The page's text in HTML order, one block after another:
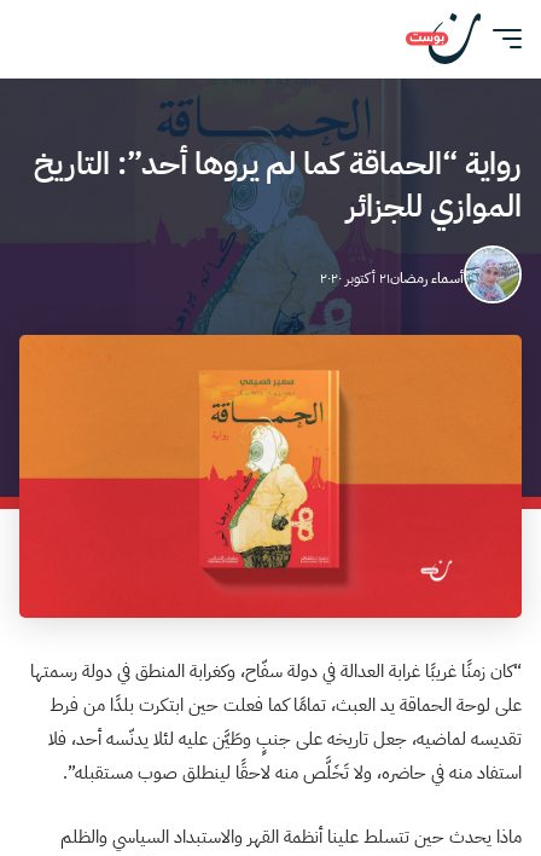
رواية “الحماقة كما لم يروها أحد”: التاريخ
الموازي للجزائر
أسماء رمضان٢١ أكتوبر ٢٠٢٠
“كان زمنًا غريبًا غرابة العدالة في دولة سفّاح، وكغرابة المنطق في دولة رسمتها
على لوحة الحماقة يد العبث، تمامًا كما فعلت حين ابتكرت بلدًا من فرط
تقديسه لماضيه، جعل تاريخه على جنبٍ وطَيَّن عليه لئلا يدنّسه أحد، فلا
استفاد منه في حاضره، ولا تَخَلَّص منه لاحقًا لينطلق صوب مستقبله”.
ماذا يحدث حين تتسلط علينا أنظمة القهر والاستبداد السياسي والظلم